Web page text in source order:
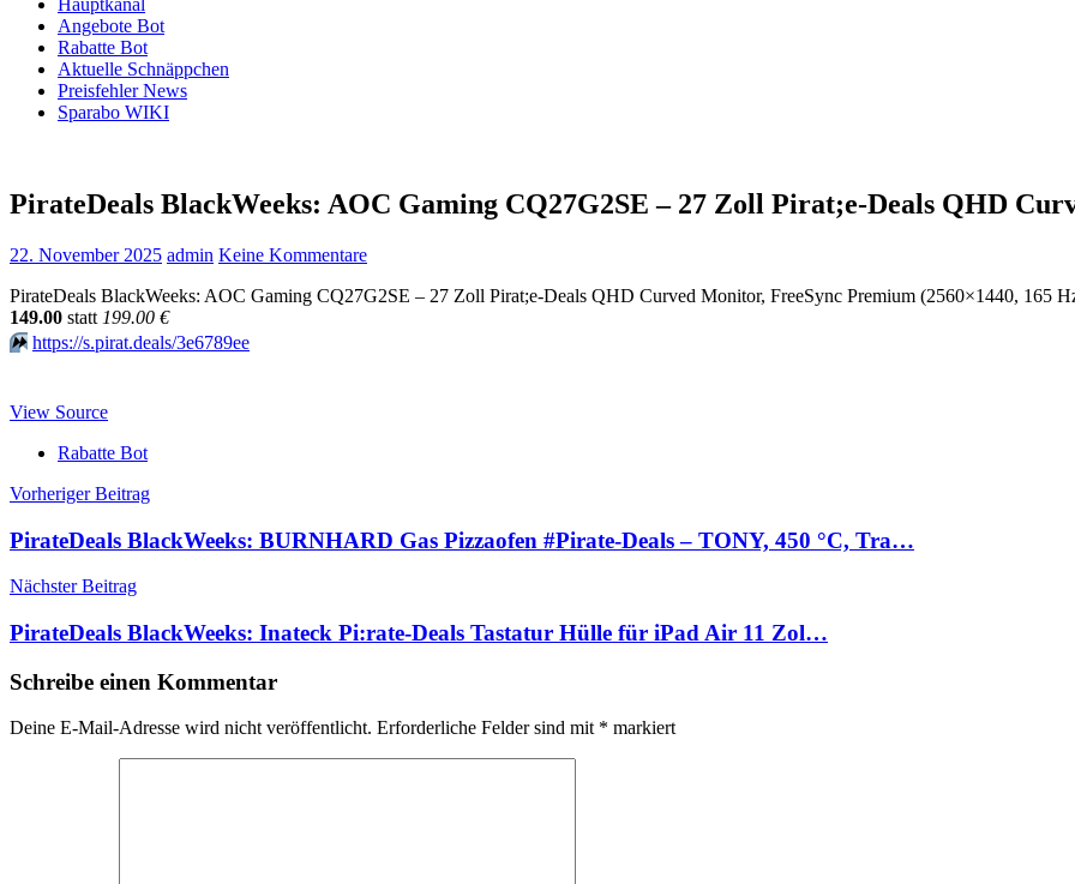
Hauptkanal
Angebote Bot
Rabatte Bot
Aktuelle Schnäppchen
Preisfehler News
Sparabo WIKI
PirateDeals BlackWeeks: AOC Gaming CQ27G2SE – 27 Zoll Pirat;e-Deals QHD
22. November 2025 admin Keine Kommentare
PirateDeals BlackWeeks: AOC Gaming CQ27G2SE – 27 Zoll Pirat;e-Deals QHD Curved Monitor, FreeSync Premium (2560×1440, 165
149.00 statt 199.00 €
⏩️ https://s.pirat.deals/3e6789ee
View Source
Rabatte Bot
Beitragsnavigation
Vorheriger Beitrag
PirateDeals BlackWeeks: BURNHARD Gas Pizzaofen #Pirate-Deals – TONY, 450 °C, Tra…
Nächster Beitrag
PirateDeals BlackWeeks: Inateck Pi:rate-Deals Tastatur Hülle für iPad Air 11 Zol…
Schreibe einen Kommentar
Deine E-Mail-Adresse wird nicht veröffentlicht. Erforderliche Felder sind mit * markiert